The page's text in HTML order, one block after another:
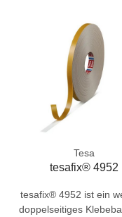
Tesa
tesafix® 4952
tesafix® 4952 ist ein
doppelseitiges